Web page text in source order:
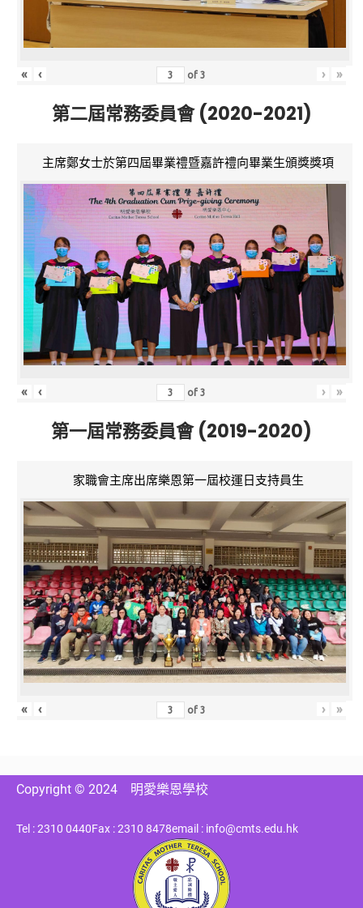
« ‹ of3 › »
第二屆常務委員會 (2020-2021)
主席鄭女士於第四屆畢業禮暨嘉許禮向畢業生頒獎獎項
« ‹ of3 › »
第一屆常務委員會 (2019-2020)
家職會主席出席樂恩第一屆校運日支持員生
« ‹ of3 › »
Copyright © 2024 明愛樂恩學校
Tel : 2310 0440Fax : 2310 8478email : info@cmts.edu.hk